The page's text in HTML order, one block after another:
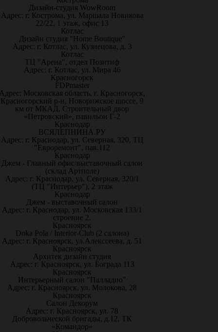
Дизайн-студия WowRoom
Адрес: г. Кострома, ул. Маршала Новикова
22/22, 1 этаж, офис 13
Котлас
Дизайн студия "Home Boutique"
Адрес: г. Котлас, ул. Кузнецова, д. 3
Котлас
ТЦ "Арена", отдел Позитиф
Адрес: г. Котлас, ул. Мира 46
Красногорск
FDPmaster
Московская область, г. Красногорск,
Красногорский р-н, Новорижское шоссе, 9
км от МКАД. Строительный двор
«Петровский», павильон Г-2
Краснодар
ВСЯЛЕПНИНА.РУ
Адрес: г. Краснодар, ул. Северная, 320, ТЦ
"Евроремонт", пав.112
Краснодар
Джем - Главный офис/выставочный салон
(склад Артполе)
Адрес: г. Краснодар, ул. Северная, 320/1
(ТЦ "Интерьер"), 2 этаж
Краснодар
Джем - выставочный салон
Адрес: г. Краснодар, ул. Московская 133/1
строение 2.
Красноярск
Doka Pola / Interior-Club (2 салона)
Адрес: г. Красноярск, ул.Алекссеева, д. 51
Красноярск
Архитек дизайн студия
Адрес: г. Красноярск, ул. Бограда 113
Красноярск
Интерьерный салон "Палладио"
Адрес: г. Красноярск, ул. Молокова, 28
Красноярск
Салон Декорум
Адрес: г. Красноярск, ул. 78
Добровольческой бригады, д.12, ТК
«Командор»